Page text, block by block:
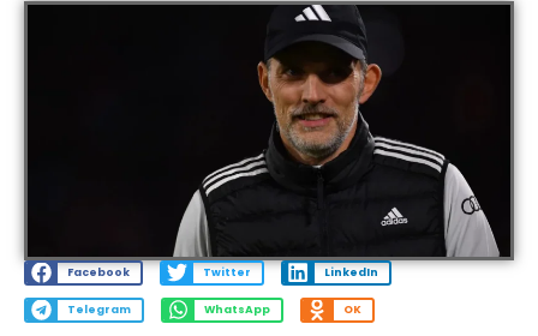
Facebook Twitter LinkedIn
Telegram WhatsApp OK